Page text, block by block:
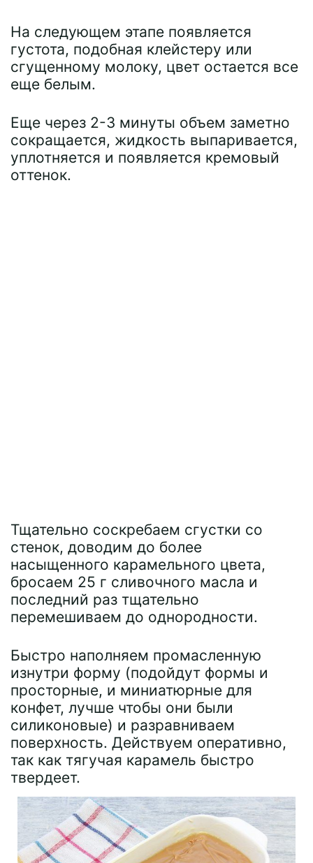
На следующем этапе появляется
густота, подобная клейстеру или
сгущенному молоку, цвет остается все
еще белым.
Еще через 2-3 минуты объем заметно
сокращается, жидкость выпаривается,
уплотняется и появляется кремовый
оттенок.
Тщательно соскребаем сгустки со
стенок, доводим до более
насыщенного карамельного цвета,
бросаем 25 г сливочного масла и
последний раз тщательно
перемешиваем до однородности.
Быстро наполняем промасленную
изнутри форму (подойдут формы и
просторные, и миниатюрные для
конфет, лучше чтобы они были
силиконовые) и разравниваем
поверхность. Действуем оперативно,
так как тягучая карамель быстро
твердеет.